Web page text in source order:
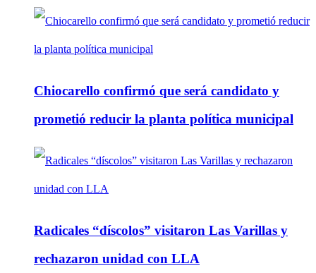
Chiocarello confirmó que será candidato y
prometió reducir la planta política municipal
Radicales “díscolos” visitaron Las Varillas y
rechazaron unidad con LLA